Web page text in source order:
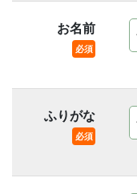
お名前
必須
ふりがな
必須